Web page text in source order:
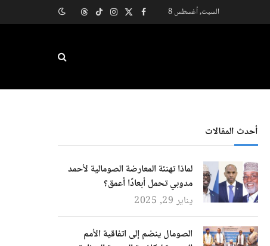
السبت, أغسطس 8 فيسبوك
X
الانستغرام
تيكتوكThreads
أحدث المقالات
لماذا تهنئة المعارضة الصومالية لأحمد
مدوبي تحمل أبعادًا أعمق؟
يناير 29, 2025
الصومال ينضم إلى اتفاقية الأمم